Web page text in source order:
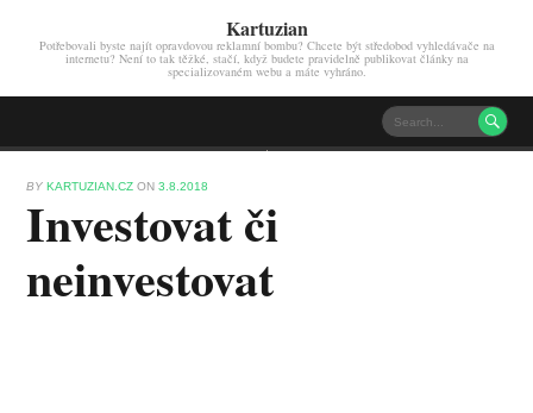
Kartuzian
Potřebovali byste najít opravdovou reklamní bombu? Chcete být středobod vyhledávače na
internetu? Není to tak těžké, stačí, když budete pravidelně publikovat články na
specializovaném webu a máte vyhráno.

BY KARTUZIAN.CZON3.8.2018
Investovat či
neinvestovat